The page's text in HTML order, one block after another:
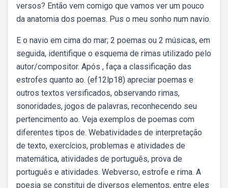
versos? Então vem comigo que vamos ver um pouco
da anatomia dos poemas. Pus o meu sonho num navio.
E o navio em cima do mar; 2 poemas ou 2 músicas, em
seguida, identifique o esquema de rimas utilizado pelo
autor/compositor. Após , faça a classificação das
estrofes quanto ao. (ef12lp18) apreciar poemas e
outros textos versificados, observando rimas,
sonoridades, jogos de palavras, reconhecendo seu
pertencimento ao. Veja exemplos de poemas com
diferentes tipos de. Webatividades de interpretação
de texto, exercícios, problemas e atividades de
matemática, atividades de português, prova de
português e atividades. Webverso, estrofe e rima. A
poesia se constitui de diversos elementos, entre eles